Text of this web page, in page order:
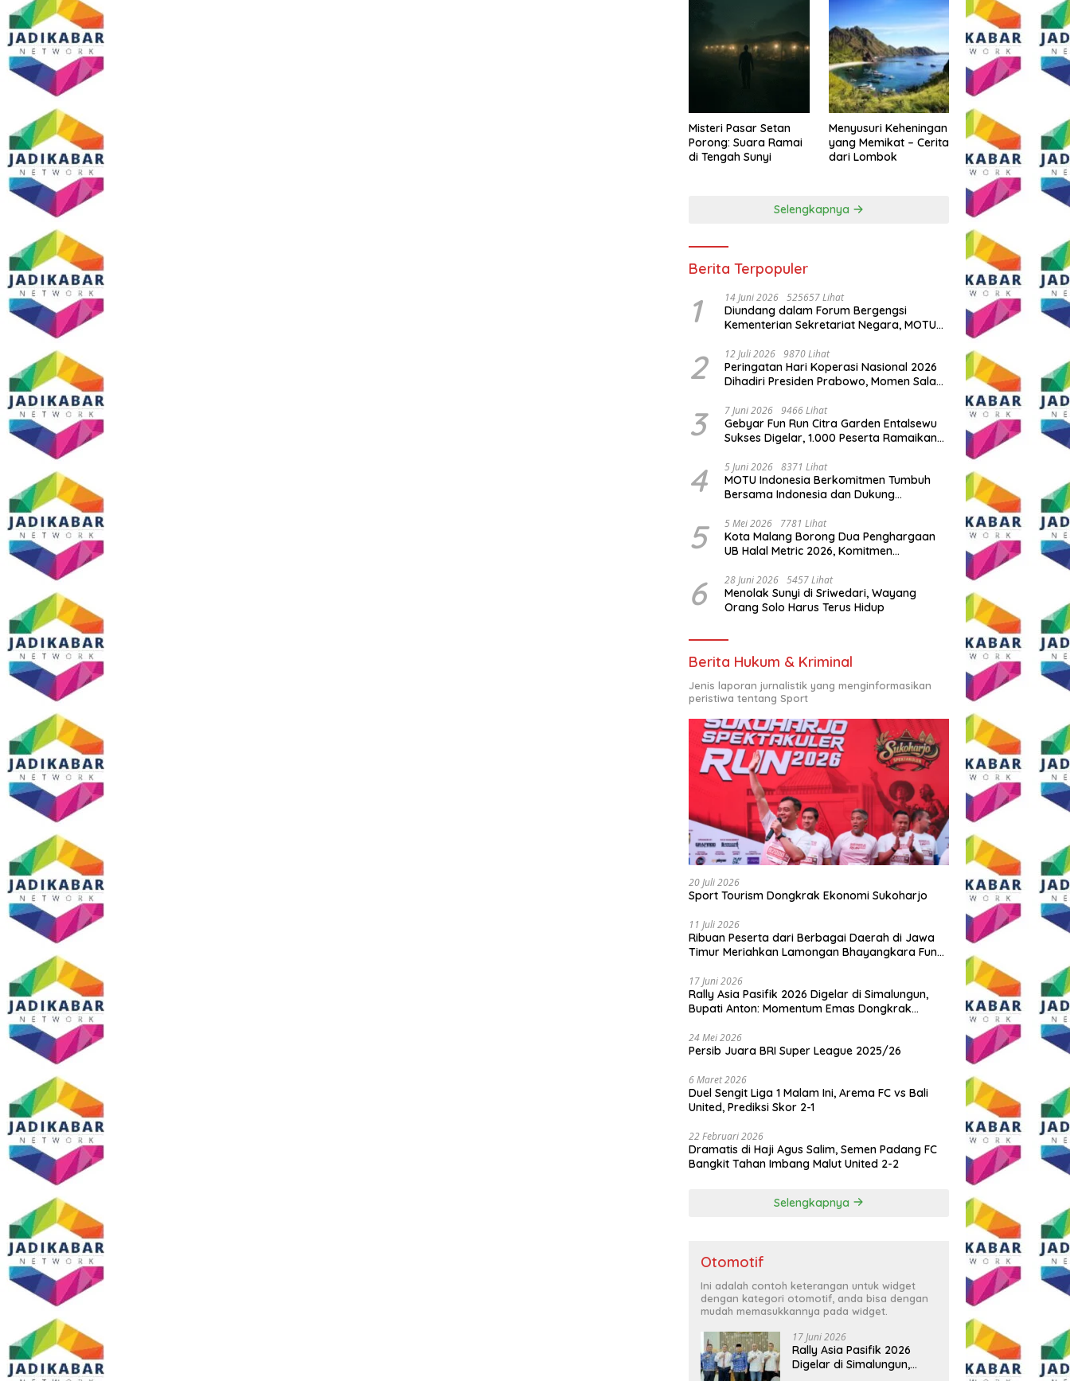
Misteri Pasar Setan
Porong: Suara Ramai
di Tengah Sunyi
Menyusuri Keheningan
yang Memikat – Cerita
dari Lombok
Selengkapnya
Berita Terpopuler
1 14 Juni 2026 525657 Lihat
Diundang dalam Forum Bergengsi
Kementerian Sekretariat Negara, MOTU
Indonesia
2 12 Juli 2026 9870 Lihat
Peringatan Hari Koperasi Nasional 2026
Dihadiri Presiden Prabowo, Momen Salam
3 7 Juni 2026 9466 Lihat
Gebyar Fun Run Citra Garden Entalsewu
Sukses Digelar, 1.000 Peserta Ramaikan
4 5 Juni 2026 8371 Lihat
MOTU Indonesia Berkomitmen Tumbuh
Bersama Indonesia dan Dukung
5 5 Mei 2026 7781 Lihat
Kota Malang Borong Dua Penghargaan
UB Halal Metric 2026, Komitmen
6 28 Juni 2026 5457 Lihat
Menolak Sunyi di Sriwedari, Wayang
Orang Solo Harus Terus Hidup
Berita Hukum & Kriminal
Jenis laporan jurnalistik yang menginformasikan
peristiwa tentang Sport
20 Juli 2026
Sport Tourism Dongkrak Ekonomi Sukoharjo
11 Juli 2026
Ribuan Peserta dari Berbagai Daerah di Jawa
Timur Meriahkan Lamongan Bhayangkara Fun
17 Juni 2026
Rally Asia Pasifik 2026 Digelar di Simalungun,
Bupati Anton: Momentum Emas Dongkrak
24 Mei 2026
Persib Juara BRI Super League 2025/26
6 Maret 2026
Duel Sengit Liga 1 Malam Ini, Arema FC vs Bali
United, Prediksi Skor 2-1
22 Februari 2026
Dramatis di Haji Agus Salim, Semen Padang FC
Bangkit Tahan Imbang Malut United 2-2
Selengkapnya
Otomotif
Ini adalah contoh keterangan untuk widget
dengan kategori otomotif, anda bisa dengan
mudah memasukkannya pada widget.
17 Juni 2026
Rally Asia Pasifik 2026
Digelar di Simalungun,